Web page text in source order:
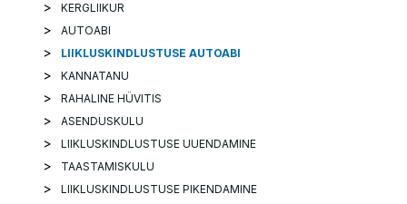
KERGLIIKUR
AUTOABI
LIIKLUSKINDLUSTUSE AUTOABI
KANNATANU
RAHALINE HÜVITIS
ASENDUSKULU
LIIKLUSKINDLUSTUSE UUENDAMINE
TAASTAMISKULU
LIIKLUSKINDLUSTUSE PIKENDAMINE